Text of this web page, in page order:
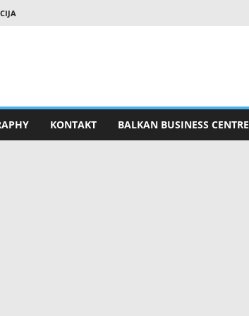
KONTAKT BALKAN BUSINESS CENTRE